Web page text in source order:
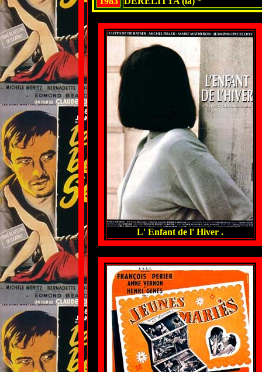
L' Enfant de l' Hiver .